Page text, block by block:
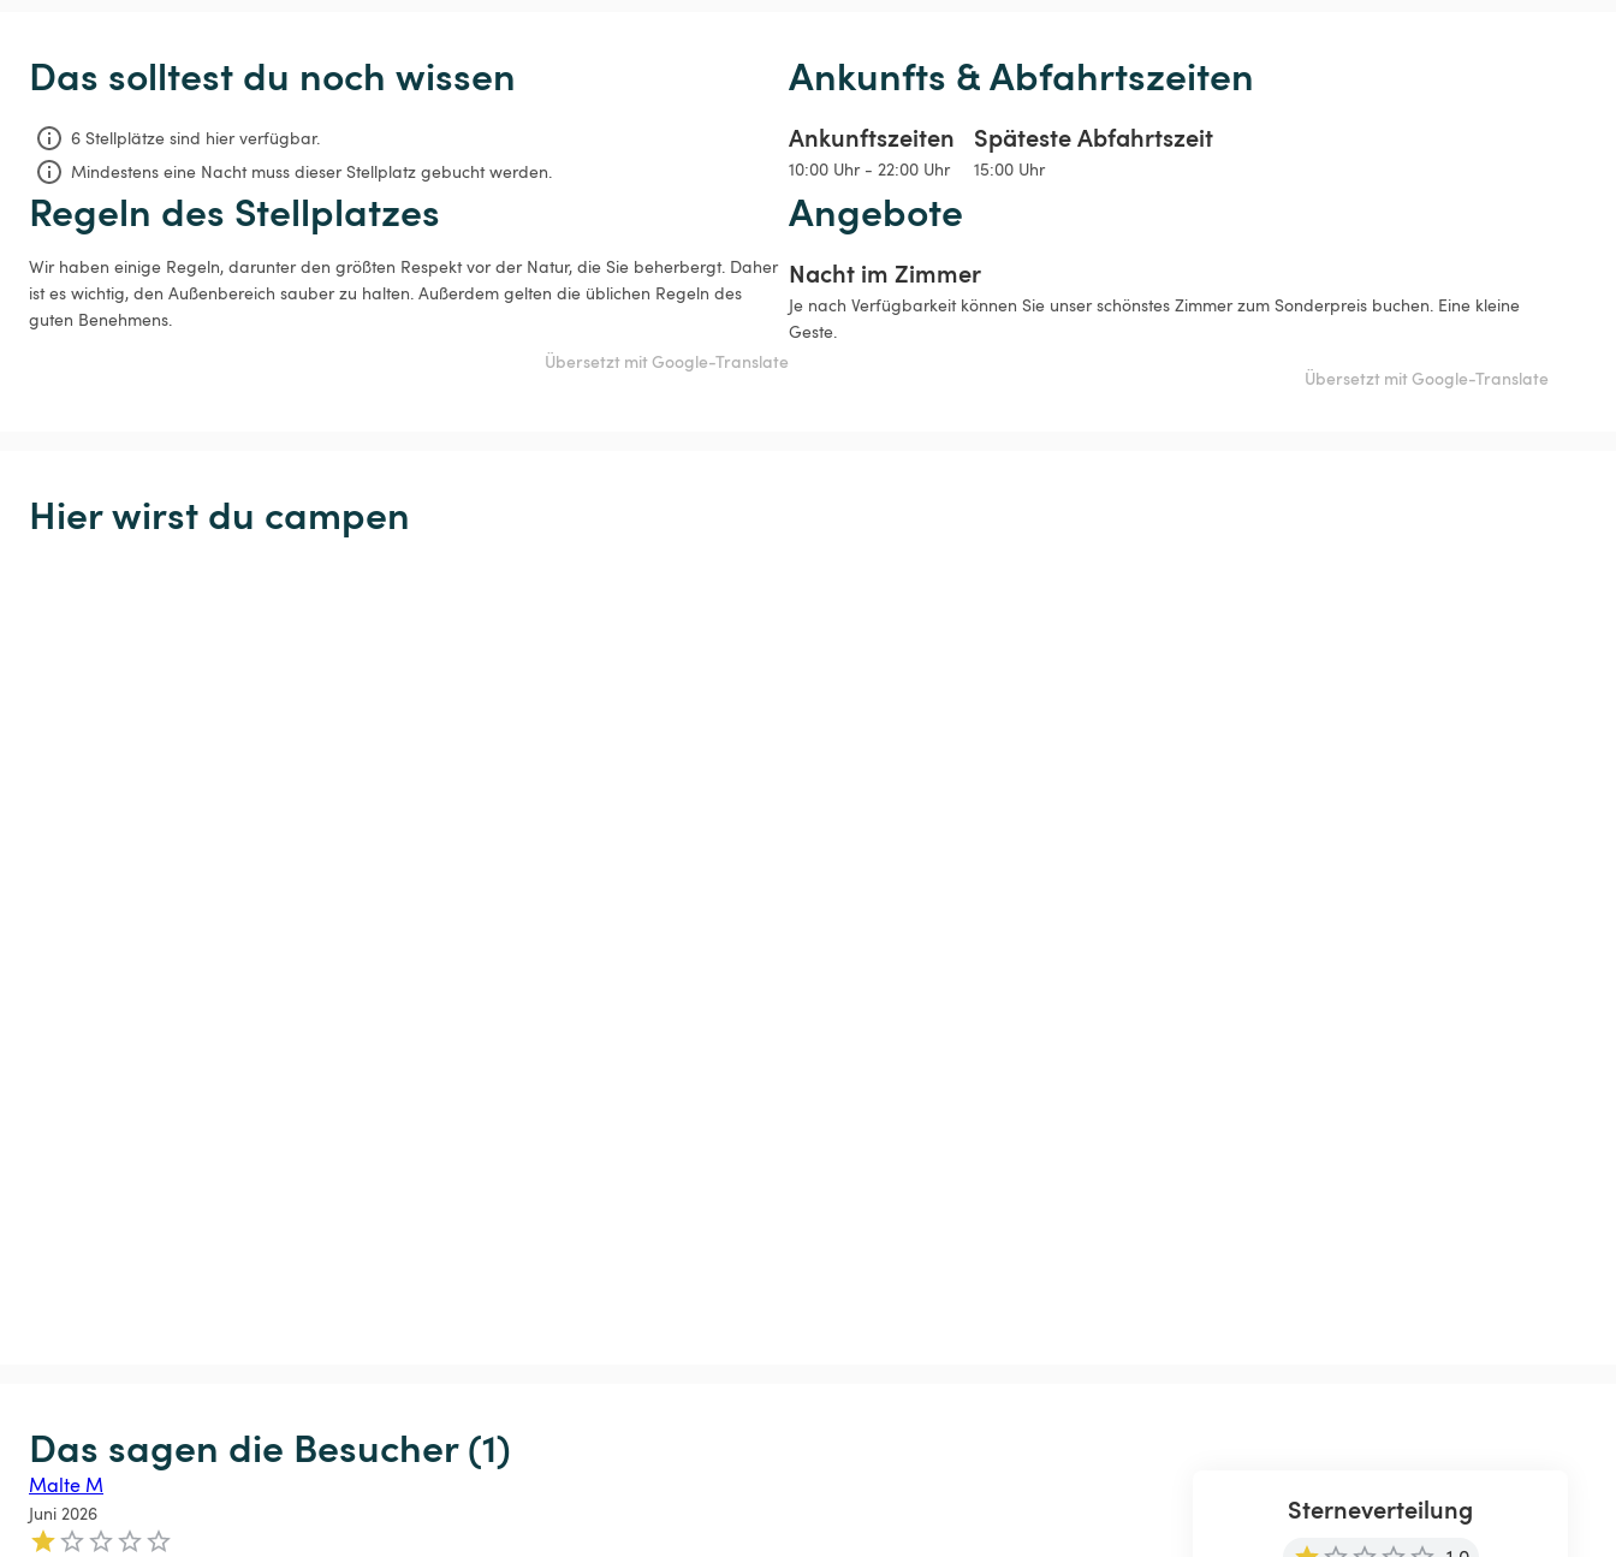
Das solltest du noch wissen
6 Stellplätze sind hier verfügbar.
Mindestens eine Nacht muss dieser Stellplatz gebucht werden.
Ankunfts & Abfahrtszeiten
Ankunftszeiten
10:00 Uhr - 22:00 Uhr
Späteste Abfahrtszeit
15:00 Uhr
Regeln des Stellplatzes
Wir haben einige Regeln, darunter den größten Respekt vor der Natur, die Sie beherbergt. Daher
ist es wichtig, den Außenbereich sauber zu halten. Außerdem gelten die üblichen Regeln des
guten Benehmens.
Übersetzt mit Google-Translate
Angebote
Nacht im Zimmer
Je nach Verfügbarkeit können Sie unser schönstes Zimmer zum Sonderpreis buchen. Eine kleine
Geste.
Übersetzt mit Google-Translate
Hier wirst du campen
Das sagen die Besucher (1)
Malte M
Juni 2026 Sterneverteilung